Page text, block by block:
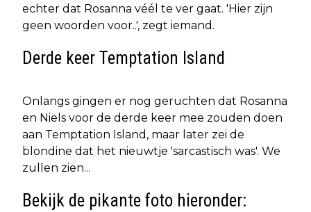
echter dat Rosanna véél te ver gaat. 'Hier zijn
geen woorden voor..', zegt iemand.
Derde keer Temptation Island
Onlangs gingen er nog geruchten dat Rosanna
en Niels voor de derde keer mee zouden doen
aan Temptation Island, maar later zei de
blondine dat het nieuwtje 'sarcastisch was'. We
zullen zien...
Bekijk de pikante foto hieronder: